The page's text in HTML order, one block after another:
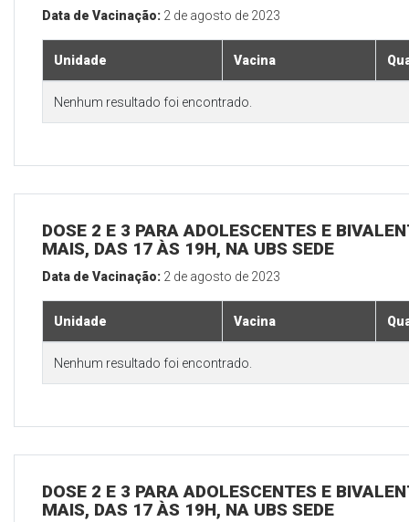
Data de Vacinação: 2 de agosto de 2023
Unidade Vacina
Nenhum resultado foi encontrado.
DOSE 2 E 3 PARA ADOLESCENTES E
MAIS, DAS 17 ÀS 19H, NA UBS SEDE
Data de Vacinação: 2 de agosto de 2023
Unidade Vacina
Nenhum resultado foi encontrado.
DOSE 2 E 3 PARA ADOLESCENTES E
MAIS, DAS 17 ÀS 19H, NA UBS SEDE